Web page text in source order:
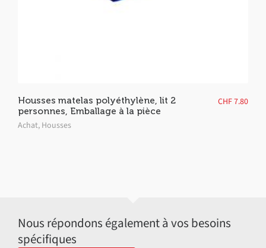
Housses matelas polyéthylène, lit 2
personnes, Emballage à la pièce
Achat, Housses
CHF7.80
Nous répondons également à vos besoins
spécifiques